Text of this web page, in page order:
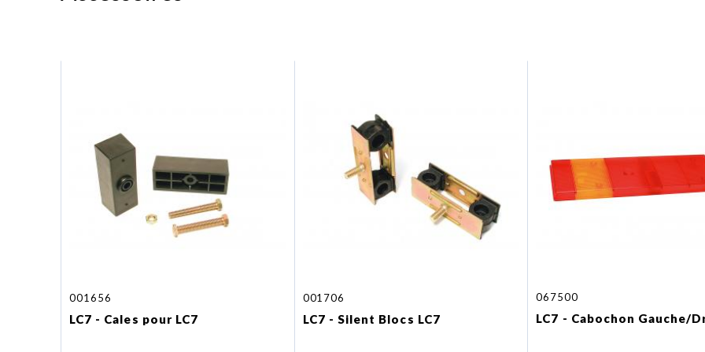
001656
LC7 - Cales pour LC7
001706
LC7 - Silent Blocs LC7
067500
LC7 - Cabochon Gauche/